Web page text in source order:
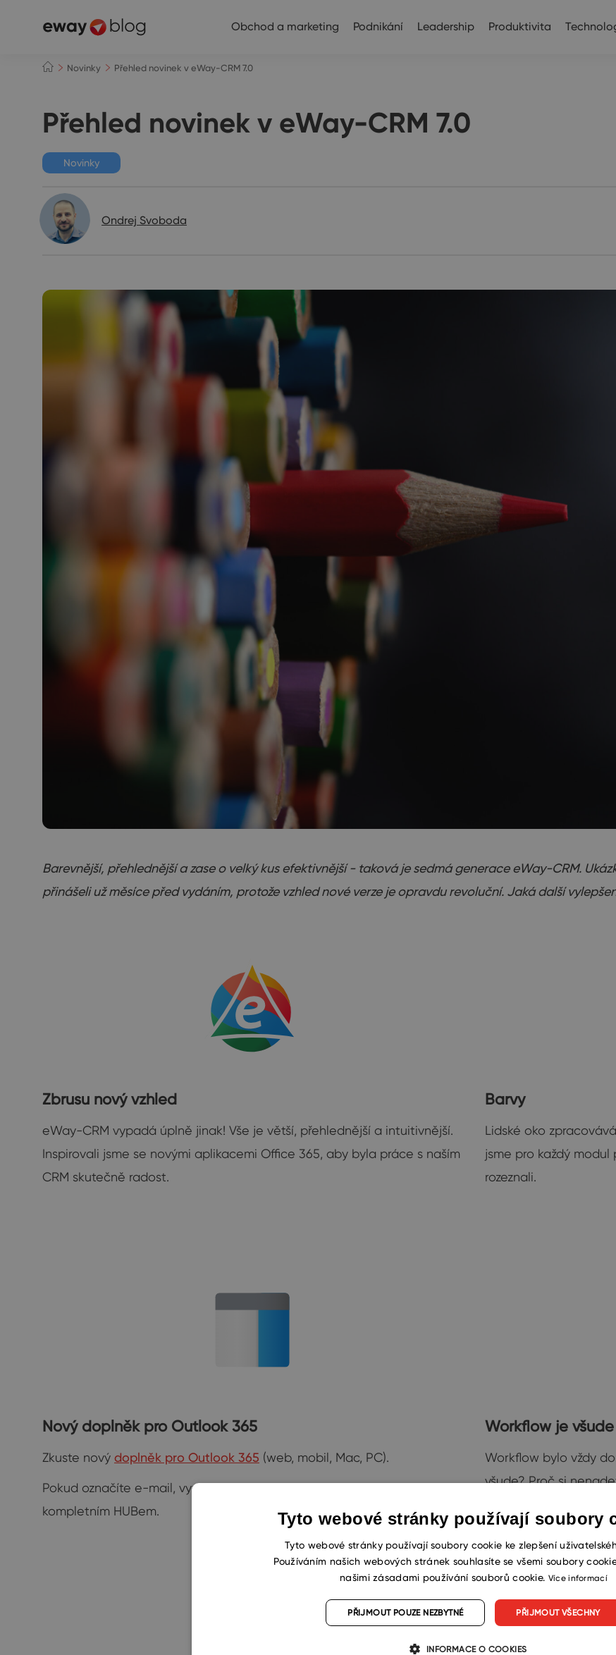
Obchod a marketing Podnikání Leadership Produktivita
Novinky Přehled novinek v eWay-CRM 7.0
Přehled novinek v eWay-CRM 7.0
Novinky
Ondrej Svoboda
Barevnější, přehlednější a zase o velký kus efektivnější - taková je sedmá generace eWay-CRM.
přinášeli už měsíce před vydáním, protože vzhled nové verze je opravdu revoluční. Jaká další
Zbrusu nový vzhled
eWay-CRM vypadá úplně jinak! Vše je větší, přehlednější a intuitivnější.
Inspirovali jsme se novými aplikacemi Office 365, aby byla práce s naším
CRM skutečně radost.
Barvy
Lidské oko
jsme pro každý
rozeznali.
Nový doplněk pro Outlook 365
Zkuste nový doplněk pro Outlook 365 (web, mobil, Mac, PC).
Pokud označíte e-mail, vypíše vám všechno o daném kontaktu a to i s
kompletním HUBem.
Workflow je všude
Workflow bylo vždy
všude? Proč si
Tyto webové stránky používají soubory
Tyto webové stránky používají soubory cookie ke zlepšení
Používáním našich webových stránek souhlasíte se všemi soubory
našimi zásadami používání souborů cookie. Více informací
PŘIJMOUT VŠECHNY
PŘIJMOUT POUZE NEZBYTNÉ
INFORMACE O COOKIES